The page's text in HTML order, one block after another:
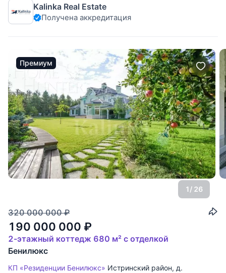
элитном посёлке Миллениум Парк на Новой Риге,
отличающейся прекрасной экологией. Особенности
Kalinka Real Estate
Получена аккредитация
Премиум
1/ 26
320 000 000 ₽
190 000 000 ₽
2-этажный коттедж 680 м² с отделкой
Бенилюкс
КП «Резиденции Бенилюкс» Истринский район, д.